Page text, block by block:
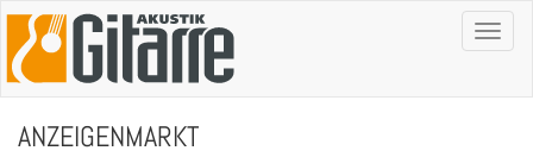
Toggle
ANZEIGENMARKT